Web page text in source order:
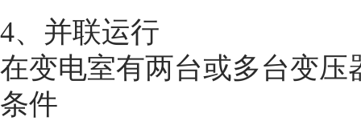
4、并联运行
在变电室有两台或多台变
条件